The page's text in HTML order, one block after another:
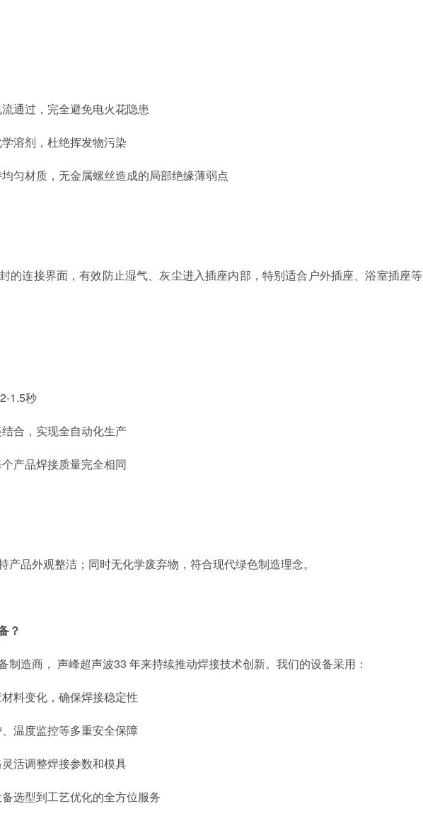
通过，完全避免电火花隐患
溶剂，杜绝挥发物污染
匀材质，无金属螺丝造成的局部绝缘薄弱点
的连接界面，有效防止湿气、灰尘进入插座内部，特别适合户外插座、浴室插座等
1.5秒
合，实现全自动化生产
产品焊接质量完全相同
产品外观整洁；同时无化学废弃物，符合现代绿色制造理念。
？
制造商， 声峰超声波33 年来持续推动焊接技术创新。我们的设备采用：
料变化，确保焊接稳定性
温度监控等多重安全保障
活调整焊接参数和模具
选型到工艺优化的全方位服务